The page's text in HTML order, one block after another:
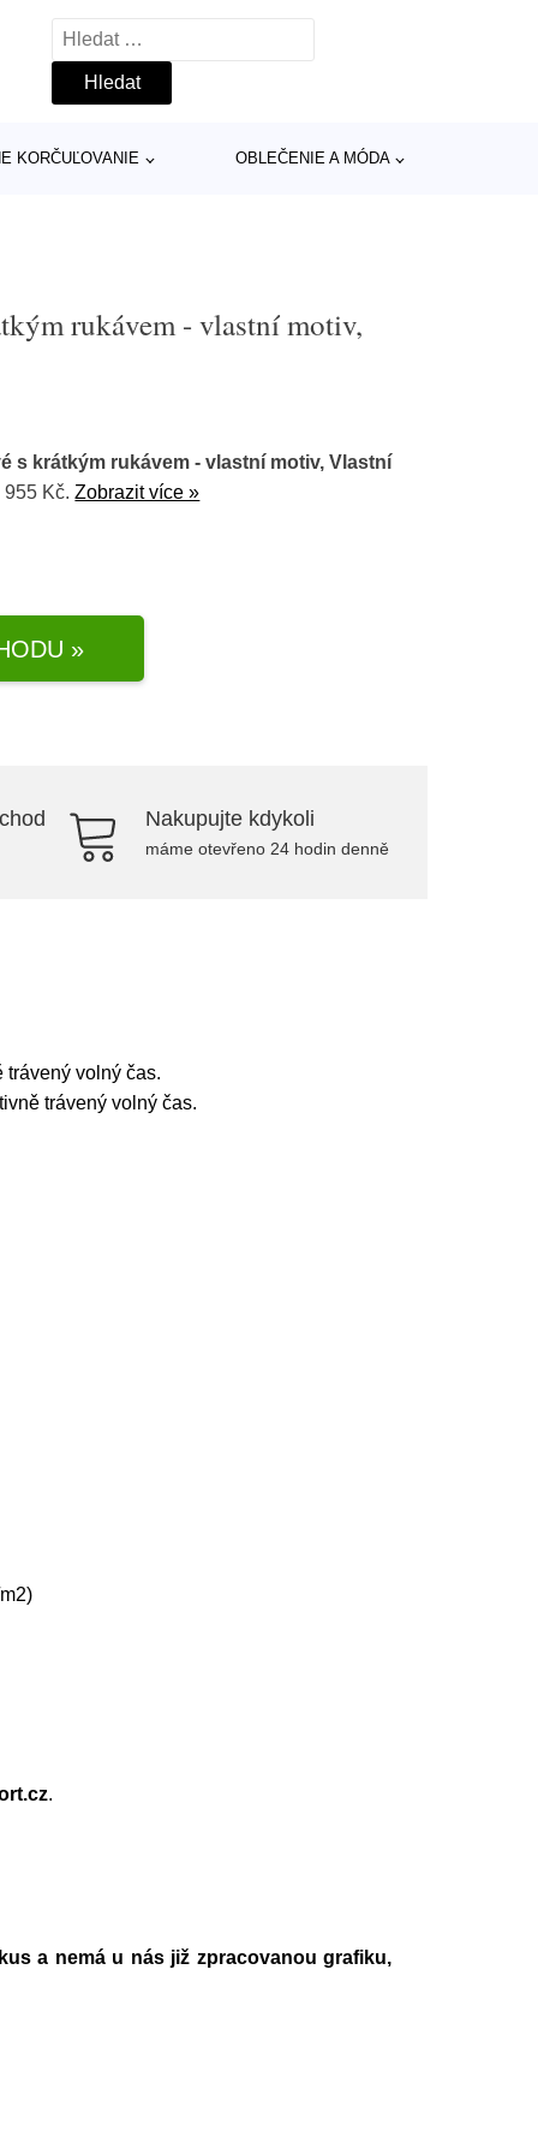
Vyhledávání
KORČUĽOVANIE OBLEČENIE A MÓDA
rukávem - vlastní motiv,
s krátkým rukávem - vlastní motiv, Vlastní
955 Kč.Zobrazit více »
»
Nakupujte kdykoli
máme otevřeno 24 hodin denně
trávený volný čas.
trávený volný čas.
.
a nemá u nás již zpracovanou grafiku,